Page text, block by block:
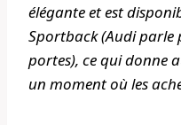
élégante et est
Sportback (Audi
portes), ce qui donne
un moment où les